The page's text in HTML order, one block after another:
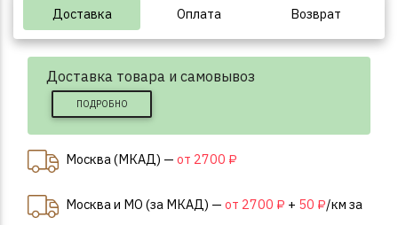
Доставка Оплата Возврат
Доставка товара и самовывоз
ПОДРОБНО
Москва (МКАД) — от 2700 ₽
Москва и МО (за МКАД) — от 2700 ₽ + 50 ₽/км за